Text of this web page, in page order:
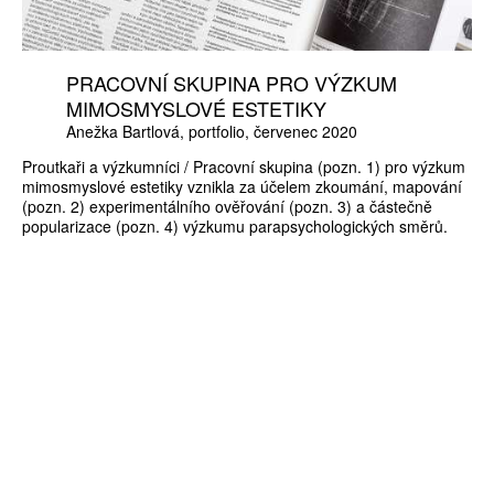
PRACOVNÍ SKUPINA PRO VÝZKUM
MIMOSMYSLOVÉ ESTETIKY
Anežka Bartlová portfolio červenec 2020
Proutkaři a výzkumníci / Pracovní skupina (pozn. 1) pro výzkum
mimosmyslové estetiky vznikla za účelem zkoumání, mapování
(pozn. 2) experimentálního ověřování (pozn. 3) a částečně
popularizace (pozn. 4) výzkumu parapsychologických směrů.